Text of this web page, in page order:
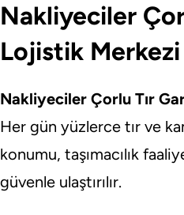
Nakliyeciler
Lojistik Merkezi
Nakliyeciler Çorlu Tır
Her gün yüzlerce tır ve
konumu, taşımacılık
güvenle ulaştırılır.